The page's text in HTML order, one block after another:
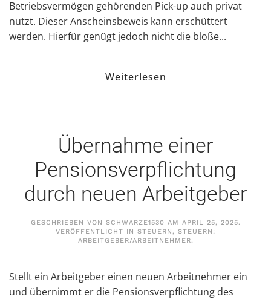
Betriebsvermögen gehörenden Pick-up auch privat
nutzt. Dieser Anscheinsbeweis kann erschüttert
werden. Hierfür genügt jedoch nicht die bloße...
Weiterlesen
Übernahme einer
Pensionsverpflichtung
durch neuen Arbeitgeber
GESCHRIEBEN VON SCHWARZE1530 AM APRIL 25, 2025.
VERÖFFENTLICHT IN STEUERN , STEUERN:
ARBEITGEBER/ARBEITNEHMER.
Stellt ein Arbeitgeber einen neuen Arbeitnehmer ein
und übernimmt er die Pensionsverpflichtung des